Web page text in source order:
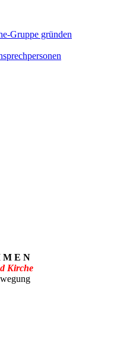
Gruppe gründen
M E N
Kirche